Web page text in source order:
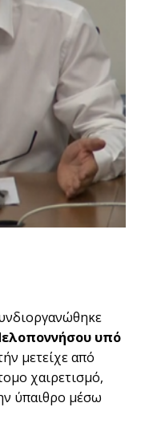
υπό
μετείχε από
χαιρετισμό,
ύπαιθρο μέσω